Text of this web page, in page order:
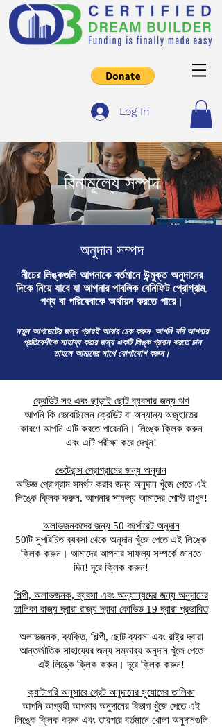
Log In
বিনামূল্যে সম্পদ
অনুদান সম্পদ
নীচের লিঙ্কগুলি আপনাকে বর্তমানে উন্মুক্ত অনুদানের
দিকে নিয়ে যাবে যা আপনার পাবলিক বেনিফিট প্রোগ্রাম,
পণ্য বা পরিষেবাকে অর্থায়ন করতে পারে।
নতুন আপডেটের জন্য প্রায়ই আবার চেক করুন. আপনি যদি আপনার
প্রতিবেশীকে সাহায্য করার জন্য একটি লিঙ্ক প্রদান করতে চান
তাহলে আমাদের সাথে যোগাযোগ করুন।
ক্রেডিট সহ এবং ছাড়াই ছোট ব্যবসার জন্য ঋণ
আপনি কি ভেবেছিলেন ক্রেডিট বা অন্যান্য অজুহাতের
কারণে আপনি এটি করতে পারেননি। লিঙ্কে ক্লিক করুন
এবং এটি পরীক্ষা করে দেখুন!
ভেটেরান্স প্রোগ্রামের জন্য অনুদান
অভিজ্ঞ প্রোগ্রাম সমর্থন করার জন্য অনুদান খুঁজে পেতে এই
লিঙ্কে ক্লিক করুন. আপনার সাফল্য আমাদের পোস্ট রাখুন!
অলাভজনকদের জন্য 50 কর্পোরেট অনুদান
50টি সুপরিচিত ব্যবসা থেকে অনুদান খুঁজে পেতে এই লিঙ্কে
ক্লিক করুন। আমাদের আপনার সাফল্য সম্পর্কে জানতে
দিন! দূরে ক্লিক করুন!
শিল্পী, অলাভজনক, ব্যবসা এবং অন্যান্যদের জন্য অনুদানের
তালিকা রাজ্য দ্বারা রাজ্য দ্বারা কোভিড 19 দ্বারা প্রভাবিত
অলাভজনক, ব্যক্তি, শিল্পী, ছোট ব্যবসা এবং রাষ্ট্র দ্বারা
আন্তর্জাতিক সাহায্যের জন্য সম্ভাব্য অনুদান খুঁজে পেতে
এই লিঙ্কে ক্লিক করুন।​ দূরে ক্লিক করুন!
ক্যাটাগরি অনুসারে গ্রেট অনুদানের সুযোগের তালিকা
আপনি আগ্রহী আপনার অনুদানের বিভাগ খুঁজে পেতে এই
লিঙ্কে ক্লিক করুন এবং তারপরে বর্তমানে খোলা অনুদানগুলি